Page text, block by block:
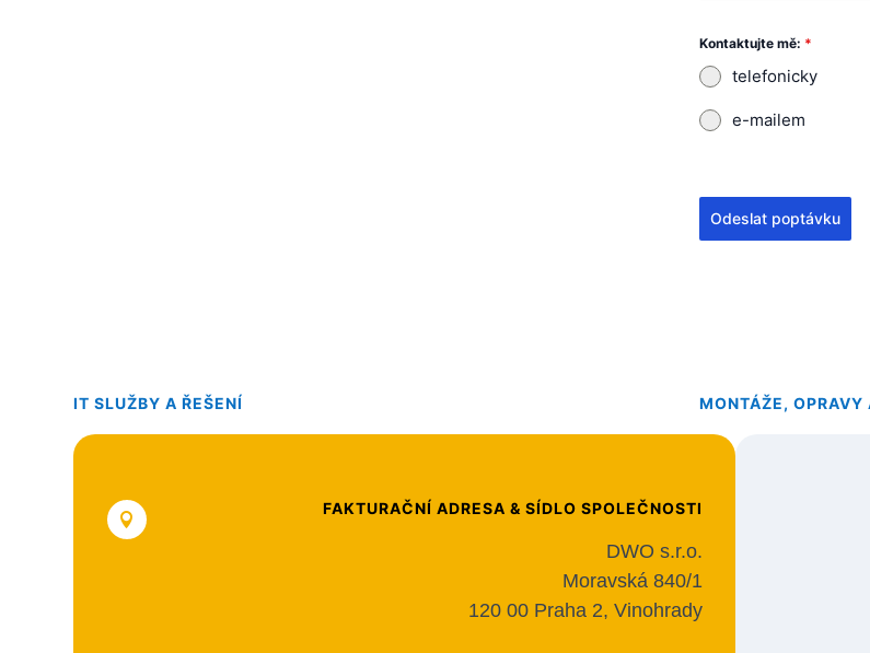
Kontaktujte mě: *
telefonicky
e-mailem
Odeslat poptávku
IT SLUŽBY A ŘEŠENÍ MONTÁŽE,

FAKTURAČNÍ ADRESA & SÍDLO SPOLEČNOSTI
DWO s.r.o.
Moravská 840/1
120 00 Praha 2, Vinohrady